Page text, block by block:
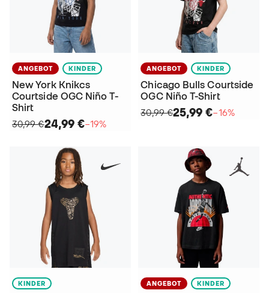
ANGEBOT KINDER
New York Knikcs
Courtside OGC Niño T-
Shirt
30,99 €24,99 €−19%
ANGEBOT KINDER
Chicago Bulls Courtside
OGC Niño T-Shirt
30,99 €25,99 €−16%
KINDER ANGEBOT KINDER